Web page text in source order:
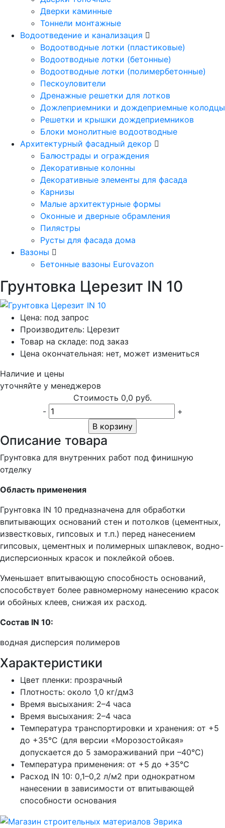
Дверки каминные
Тоннели монтажные
Водоотведение и канализация
Водоотводные лотки (пластиковые)
Водоотводные лотки (бетонные)
Водоотводные лотки (полимербетонные)
Пескоуловители
Дренажные решетки для лотков
Дожлеприемники и дождеприемные колодцы
Решетки и крышки дождеприемников
Блоки монолитные водоотводные
Архитектурный фасадный декор
Балюстрады и ограждения
Декоративные колонны
Декоративные элементы для фасада
Карнизы
Малые архитектурные формы
Оконные и дверные обрамления
Пилястры
Русты для фасада дома
Вазоны
Бетонные вазоны Eurovazon
Грунтовка Церезит IN 10
Цена: под запрос
Производитель: Церезит
Товар на складе: под заказ
Цена окончательная: нет, может измениться
Наличие и цены
уточняйте у менеджеров
Стоимость 0,0 руб.
-
+
В корзину
Описание товара
Грунтовка для внутренних работ под финишную
отделку
Область применения
Грунтовка IN 10 предназначена для обработки
впитывающих оснований стен и потолков (цементных,
известковых, гипсовых и т.п.) перед нанесением
гипсовых, цементных и полимерных шпаклевок, водно-
дисперсионных красок и поклейкой обоев.
Уменьшает впитывающую способность оснований,
способствует более равномерному нанесению красок
и обойных клеев, снижая их расход.
Состав IN 10:
водная дисперсия полимеров
Характеристики
Цвет пленки: прозрачный
Плотность: около 1,0 кг/дм3
Время высыхания: 2–4 часа
Время высыхания: 2–4 часа
Температура транспортировки и хранения: от +5
до +35°С (для версии «Морозостойкая»
допускается до 5 замораживаний при –40°C)
Температура применения: от +5 до +35°С
Расход IN 10: 0,1–0,2 л/м2 при однократном
нанесении в зависимости от впитывающей
способности основания